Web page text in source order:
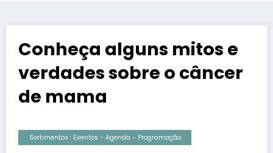
Conheça alguns mitos e
verdades sobre o câncer
de mama
Sortimentos : Eventos - Agenda - Programação